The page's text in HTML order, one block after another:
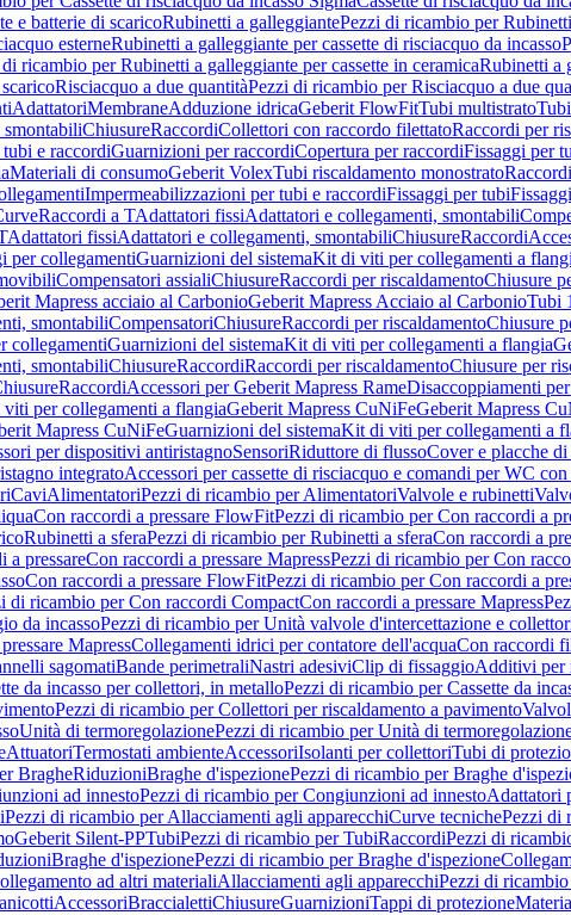
e batterie di scaricoRubinetti a galleggiantePezzi di ricambio per
esterneRubinetti a galleggiante per cassette di risciacquo da incasso
ricambio per Rubinetti a galleggiante per cassette in ceramicaRubinetti a
Risciacquo a due quantitàPezzi di ricambio per Risciacquo a due
AdattatoriMembraneAdduzione idricaGeberit FlowFitTubi multistrato
ChiusureRaccordiCollettori con raccordo filettatoRaccordi per
e raccordiGuarnizioni per raccordiCopertura per raccordiFissaggi per
Materiali di consumoGeberit VolexTubi riscaldamento monostratoRaccordi
Impermeabilizzazioni per tubi e raccordiFissaggi per tubi
Raccordi a TAdattatori fissiAdattatori e collegamenti, smontabili
Adattatori fissiAdattatori e collegamenti, smontabiliChiusureRaccordi
per collegamentiGuarnizioni del sistemaKit di viti per collegamenti a
Compensatori assialiChiusureRaccordi per riscaldamentoChiusure
Mapress acciaio al CarbonioGeberit Mapress Acciaio al CarbonioTubi
smontabiliCompensatoriChiusureRaccordi per riscaldamentoChiusure
collegamentiGuarnizioni del sistemaKit di viti per collegamenti a flangia
smontabiliChiusureRaccordiRaccordi per riscaldamentoChiusure per
RaccordiAccessori per Geberit Mapress RameDisaccoppiamenti
per collegamenti a flangiaGeberit Mapress CuNiFeGeberit Mapress
Mapress CuNiFeGuarnizioni del sistemaKit di viti per collegamenti a
per dispositivi antiristagnoSensoriRiduttore di flussoCover e placche di
integratoAccessori per cassette di risciacquo e comandi per WC
CaviAlimentatoriPezzi di ricambio per AlimentatoriValvole e rubinetti
Con raccordi a pressare FlowFitPezzi di ricambio per Con raccordi a
Rubinetti a sferaPezzi di ricambio per Rubinetti a sferaCon raccordi a
a pressareCon raccordi a pressare MapressPezzi di ricambio per Con
Con raccordi a pressare FlowFitPezzi di ricambio per Con raccordi a
di ricambio per Con raccordi CompactCon raccordi a pressare Mapress
da incassoPezzi di ricambio per Unità valvole d'intercettazione e
MapressCollegamenti idrici per contatore dell'acquaCon raccordi
sagomatiBande perimetraliNastri adesiviClip di fissaggioAdditivi per
da incasso per collettori, in metalloPezzi di ricambio per Cassette da
Pezzi di ricambio per Collettori per riscaldamento a pavimento
Unità di termoregolazionePezzi di ricambio per Unità di
AttuatoriTermostati ambienteAccessoriIsolanti per collettoriTubi di
BragheRiduzioniBraghe d'ispezionePezzi di ricambio per Braghe
ad innestoPezzi di ricambio per Congiunzioni ad innestoAdattatori
Pezzi di ricambio per Allacciamenti agli apparecchiCurve tecnichePezzi di
Geberit Silent-PPTubiPezzi di ricambio per TubiRaccordiPezzi di
Braghe d'ispezionePezzi di ricambio per Braghe d'ispezione
ad altri materialiAllacciamenti agli apparecchiPezzi di
AccessoriBraccialettiChiusureGuarnizioniTappi di protezione